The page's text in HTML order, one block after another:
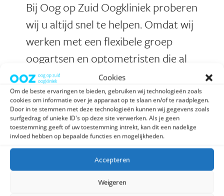
Cookies
Om de beste ervaringen te bieden, gebruiken wij technologieën zoals
cookies om informatie over je apparaat op te slaan en/of te raadplegen.
Door in te stemmen met deze technologieën kunnen wij gegevens zoals
surfgedrag of unieke ID's op deze site verwerken. Als je geen
toestemming geeft of uw toestemming intrekt, kan dit een nadelige
invloed hebben op bepaalde functies en mogelijkheden.
Accepteren
Weigeren
Bij Oog op Zuid Oogkliniek proberen
wij u altijd snel te helpen. Omdat wij
werken met een flexibele groep
oogartsen en optometristen die al
jarenlange ervaring hebben, zorgen
wij dat de behandeling altijd snel kan
starten. Door onze lange ervaring
staan wij garant voor een hoge
kwaliteit en hebben wij persoonlijke
aandacht voor u.
Bij uw afspraak dient u, conform